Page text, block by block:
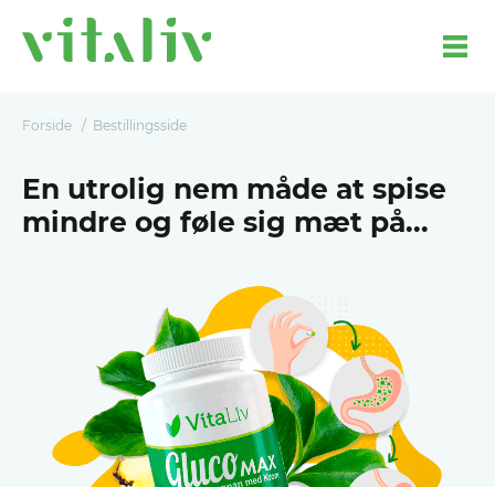
Forside Bestillingsside
En utrolig nem måde at spise
mindre og føle sig mæt på...